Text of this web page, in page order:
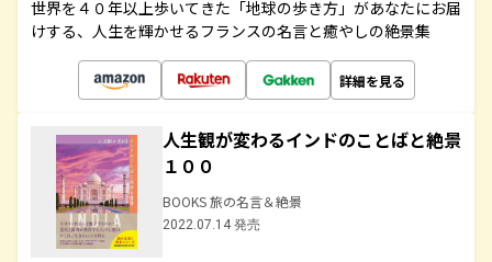
世界を４０年以上歩いてきた「地球の歩き方」があなたにお届
けする、人生を輝かせるフランスの名言と癒やしの絶景集
詳細を見る
人生観が変わるインドのことばと絶景
１００
BOOKS 旅の名言＆絶景
2022.07.14 発売